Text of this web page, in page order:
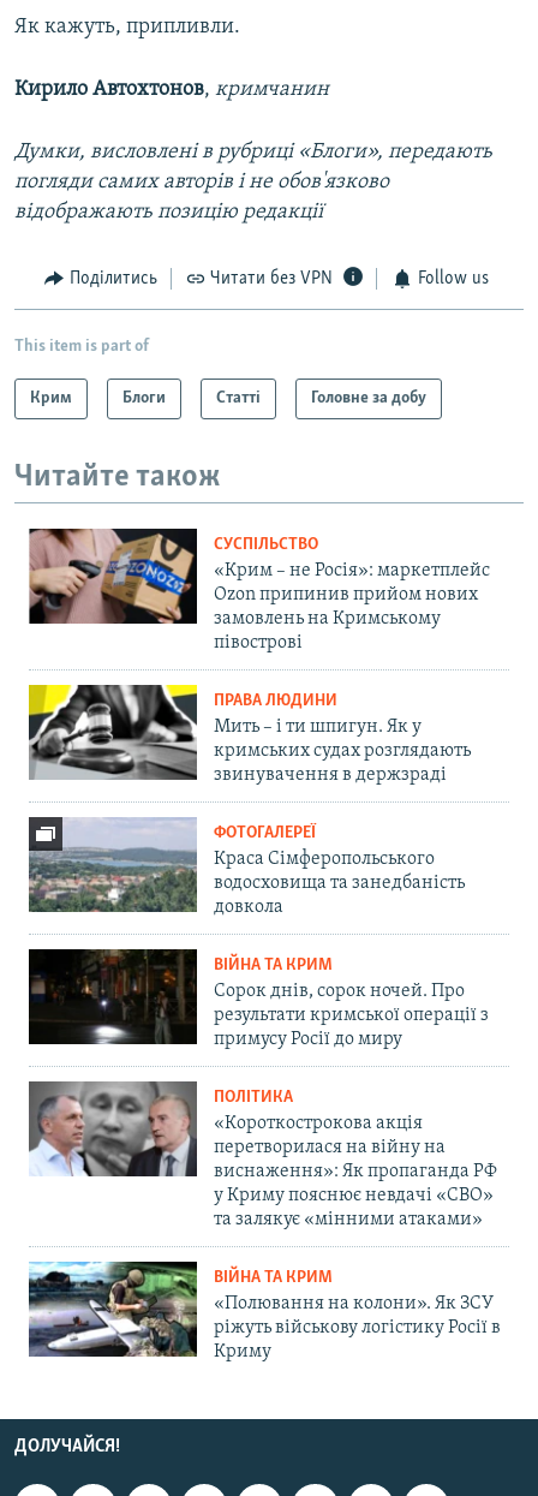
Як кажуть, припливли.
Кирило Автохтонов, кримчанин
Думки, висловлені в рубриці «Блоги», передають
погляди самих авторів і не обов'язково
відображають позицію редакції
Поділитись Читати без VPN Follow us
This item is part of
Крим Блоги Статті Головне за добу
Читайте також
СУСПІЛЬСТВО
«Крим – не Росія»: маркетплейс
Ozon припинив прийом нових
замовлень на Кримському
півострові
ПРАВА ЛЮДИНИ
Мить – і ти шпигун. Як у
кримських судах розглядають
звинувачення в держзраді
ФОТОГАЛЕРЕЇ
Краса Сімферопольського
водосховища та занедбаність
довкола
ВІЙНА ТА КРИМ
Сорок днів, сорок ночей. Про
результати кримської операції з
примусу Росії до миру
ПОЛІТИКА
«Короткострокова акція
перетворилася на війну на
виснаження»: Як пропаганда РФ
у Криму пояснює невдачі «СВО»
та залякує «мінними атаками»
ВІЙНА ТА КРИМ
«Полювання на колони». Як ЗСУ
ріжуть військову логістику Росії в
Криму
ДОЛУЧАЙСЯ!